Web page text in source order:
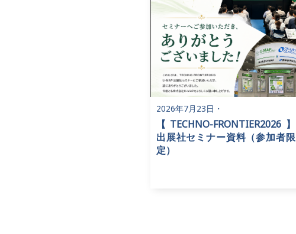
2026年7月23日 ・
【TECHNO-FRONTIER2026】
出展社セミナー資料（参加者限
定）